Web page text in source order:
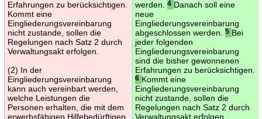
Erfahrungen zu berücksichtigen.
Kommt eine
Eingliederungsvereinbarung
nicht zustande, sollen die
Regelungen nach Satz 2 durch
Verwaltungsakt erfolgen.
(2) In der
Eingliederungsvereinbarung
kann auch vereinbart werden,
welche Leistungen die
Personen erhalten, die mit dem
erwerbsfähigen Hilfebedürftigen
werden.
4 Danach soll eine
neue
Eingliederungsvereinbarung
abgeschlossen werden.
5 Bei
jeder folgenden
Eingliederungsvereinbarung
sind die bisher gewonnenen
Erfahrungen zu berücksichtigen.
6 Kommt eine
Eingliederungsvereinbarung
nicht zustande, sollen die
Regelungen nach Satz 2 durch
Verwaltungsakt erfolgen.